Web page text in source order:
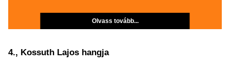
Olvass tovább...
4., Kossuth Lajos hangja